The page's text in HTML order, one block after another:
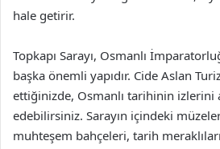
hale getirir.
Topkapı Sarayı, Osmanlı
başka önemli yapıdır. Cide Aslan
ettiğinizde, Osmanlı tarihinin izlerini
edebilirsiniz. Sarayın içindeki
muhteşem bahçeleri, tarih